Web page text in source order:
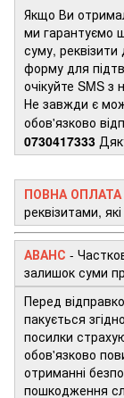
Якщо Ви
ми гарантуємо
суму,
форму для
очікуйте SMS
Не завжди є
обов'язково
0730417333
ПОВНА ОПЛАТА
реквізитами,
АВАНС -
залишок суми
Перед
пакується
посилки
обов'язково
отриманні
пошкодження